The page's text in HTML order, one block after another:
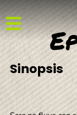
Sinopsis